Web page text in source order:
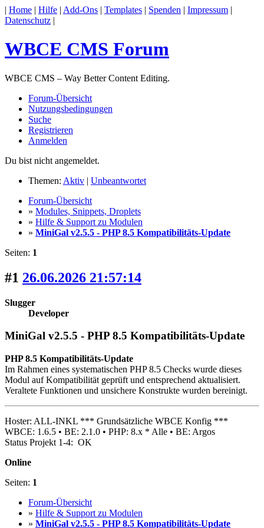
| Home | Hilfe | Add-Ons | Templates | Spenden | Impressum |
Datenschutz |
WBCE CMS Forum
WBCE CMS – Way Better Content Editing.
Forum-Übersicht
Nutzungsbedingungen
Suche
Registrieren
Anmelden
Du bist nicht angemeldet.
Themen: Aktiv | Unbeantwortet
Forum-Übersicht
» Modules, Snippets, Droplets
» Hilfe & Support zu Modulen
» MiniGal v2.5.5 - PHP 8.5 Kompatibilitäts-Update
Seiten: 1
#1 26.06.2026 21:57:14
Slugger
Developer
MiniGal v2.5.5 - PHP 8.5 Kompatibilitäts-Update
PHP 8.5 Kompatibilitäts-Update
Im Rahmen eines systematischen PHP 8.5 Checks wurde dieses
Modul auf Kompatibilität geprüft und entsprechend aktualisiert.
Veraltete Funktionen und unsichere Konstrukte wurden bereinigt.
Hoster: ALL-INKL *** Grundsätzliche WBCE Konfig ***
WBCE: 1.6.5 • BE: 2.1.0 • PHP: 8.x * Alle • BE: Argos
Status Projekt 1-4: OK
Online
Seiten: 1
Forum-Übersicht
» Hilfe & Support zu Modulen
» MiniGal v2.5.5 - PHP 8.5 Kompatibilitäts-Update